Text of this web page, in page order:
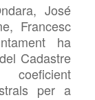
José
Francesc
ha
Cadastre
per a